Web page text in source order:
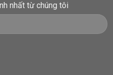
nhất từ chúng tôi